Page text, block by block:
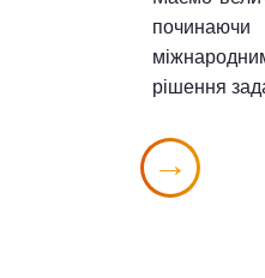
починаючи
рішення